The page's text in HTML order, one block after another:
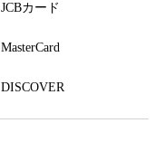
JCBカード
MasterCard
DISCOVER